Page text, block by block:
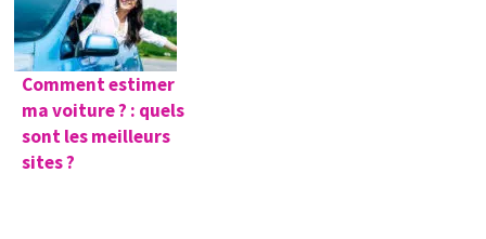
Comment estimer
ma voiture ? : quels
sont les meilleurs
sites ?